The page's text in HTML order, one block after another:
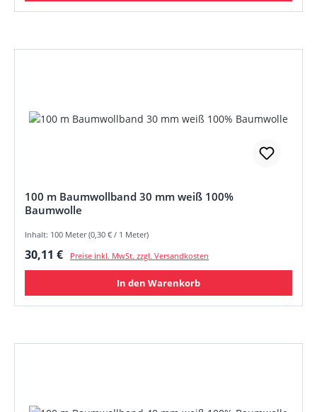
100 m Baumwollband 30 mm weiß 100%
Baumwolle
Inhalt: 100 Meter (0,30 € / 1 Meter)
Regulärer Preis:
30,11 € Preise inkl. MwSt. zzgl. Versandkosten
In den Warenkorb